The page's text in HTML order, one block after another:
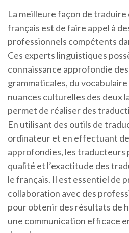
La meilleure façon de traduire
français est de faire appel à
professionnels compétents
Ces experts linguistiques
connaissance approfondie
grammaticales, du
nuances culturelles des deux
permet de réaliser des
En utilisant des outils de
ordinateur et en effectuant
approfondies, les traducteurs
qualité et l’exactitude des
le français. Il est essentiel de
collaboration avec des
pour obtenir des résultats de
une communication efficace